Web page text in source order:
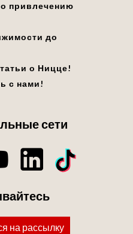
привлечению
до
о Ницце!
с нами!
сети
на рассылку